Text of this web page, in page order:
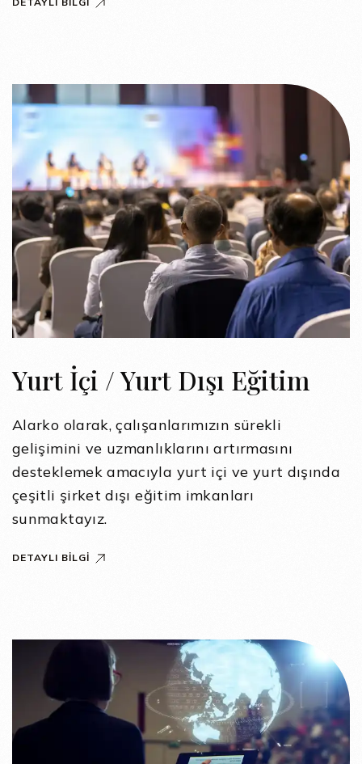
Yurt İçi / Yurt Dışı Eğitim
Alarko olarak, çalışanlarımızın sürekli
gelişimini ve uzmanlıklarını artırmasını
desteklemek amacıyla yurt içi ve yurt dışında
çeşitli şirket dışı eğitim imkanları
sunmaktayız.
DETAYLI BILGI